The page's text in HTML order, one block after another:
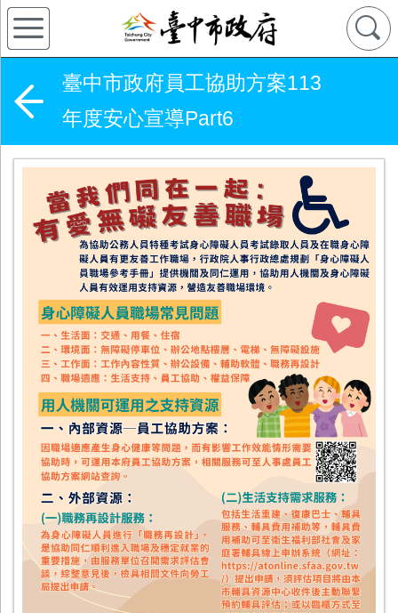
臺中市政府員工協助方案113
年度安心宣導Part6